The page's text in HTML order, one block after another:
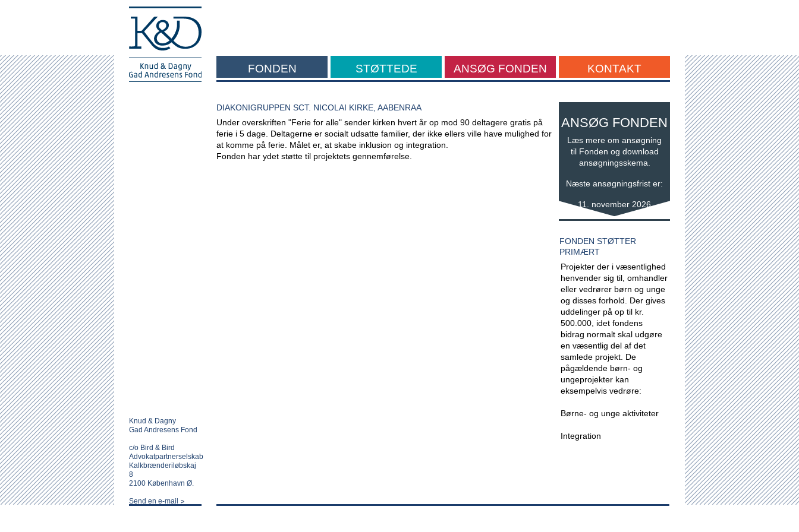
FONDEN STØTTEDE ANSØG FONDEN KONTAKT
DIAKONIGRUPPEN SCT. NICOLAI KIRKE, AABENRAA
Under overskriften "Ferie for alle" sender kirken hvert år op mod 90 deltagere gratis på
ferie i 5 dage. Deltagerne er socialt udsatte familier, der ikke ellers ville have mulighed for
at komme på ferie. Målet er, at skabe inklusion og integration.
Fonden har ydet støtte til projektets gennemførelse.
ANSØG FONDEN
Læs mere om ansøgning
til Fonden og download
ansøgningsskema.
Næste ansøgningsfrist er:
11. november 2026
FONDEN STØTTER
PRIMÆRT
Projekter der i væsentlighed
henvender sig til, omhandler
eller vedrører børn og unge
og disses forhold. Der gives
uddelinger på op til kr.
500.000, idet fondens
bidrag normalt skal udgøre
en væsentlig del af det
samlede projekt. De
pågældende børn- og
ungeprojekter kan
eksempelvis vedrøre:
Børne- og unge aktiviteter
Integration
Knud & Dagny
Gad Andresens Fond
c/o Bird & Bird
Advokatpartnerselskab
Kalkbrænderiløbskaj
8
2100 København Ø.
Send en e-mail